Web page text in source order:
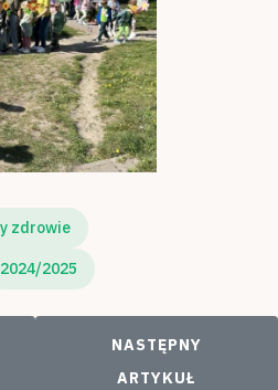
zdrowie
2024/2025
ŻYWA FLAGA - DZIEŃ
NASTĘPNY
NASTĘPNY
ARTYKUŁ